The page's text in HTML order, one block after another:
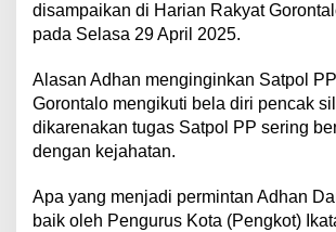
disampaikan di Harian Rakyat
pada Selasa 29 April 2025.
Alasan Adhan menginginkan Satpol
Gorontalo mengikuti bela diri pencak
dikarenakan tugas Satpol PP sering
dengan kejahatan.
Apa yang menjadi permintan Adhan
baik oleh Pengurus Kota (Pengkot)